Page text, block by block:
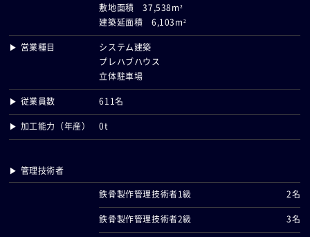
敷地面積 37,538m²
建築延面積 6,103m²
▶ 営業種目
システム建築
プレハブハウス
立体駐車場
▶ 従業員数
611名
▶ 加工能力（年産）
0t
▶ 管理技術者
鉄骨製作管理技術者1級
2名
鉄骨製作管理技術者2級
3名